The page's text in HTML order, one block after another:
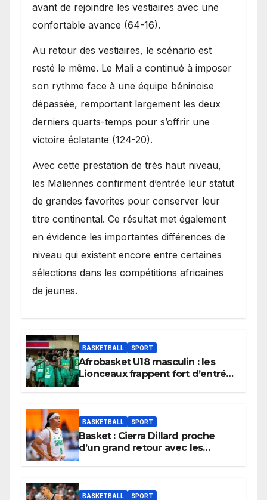
avant de rejoindre les vestiaires avec une
confortable avance (64-16).
Au retour des vestiaires, le scénario est
resté le même. Le Mali a continué à imposer
son rythme face à une équipe béninoise
dépassée, remportant largement les deux
derniers quarts-temps pour s’offrir une
victoire éclatante (124-20).
Avec cette prestation de très haut niveau,
les Maliennes confirment d’entrée leur statut
de grandes favorites pour conserver leur
titre continental. Ce résultat met également
en évidence les importantes différences de
niveau qui existent encore entre certaines
sélections dans les compétitions africaines
de jeunes.
BASKETBALL SPORT
Afrobasket U18 masculin : les
Lionceaux frappent fort d’entrée
BASKETBALL SPORT
Basket : Cierra Dillard proche
d’un grand retour avec les
BASKETBALL SPORT